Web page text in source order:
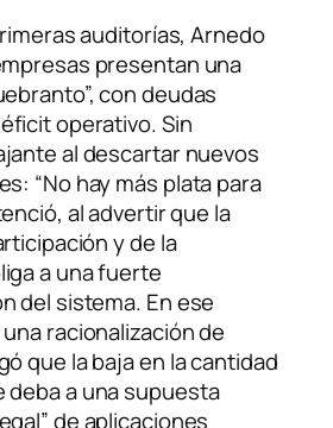
auditorías, Arnedo
presentan una
con deudas
operativo. Sin
al descartar nuevos
“No hay más plata para
al advertir que la
y de la
a una fuerte
del sistema. En ese
racionalización de
que la baja en la cantidad
deba a una supuesta
de aplicaciones